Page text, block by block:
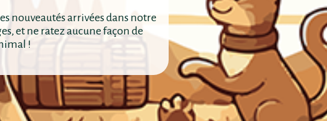
nouveautés arrivées dans notre
et ne ratez aucune façon de
!